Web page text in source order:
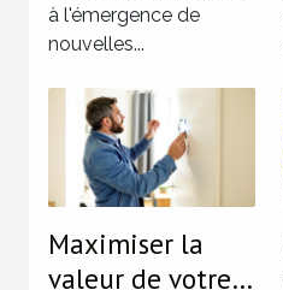
à l'émergence de
nouvelles...
Maximiser la
valeur de votre